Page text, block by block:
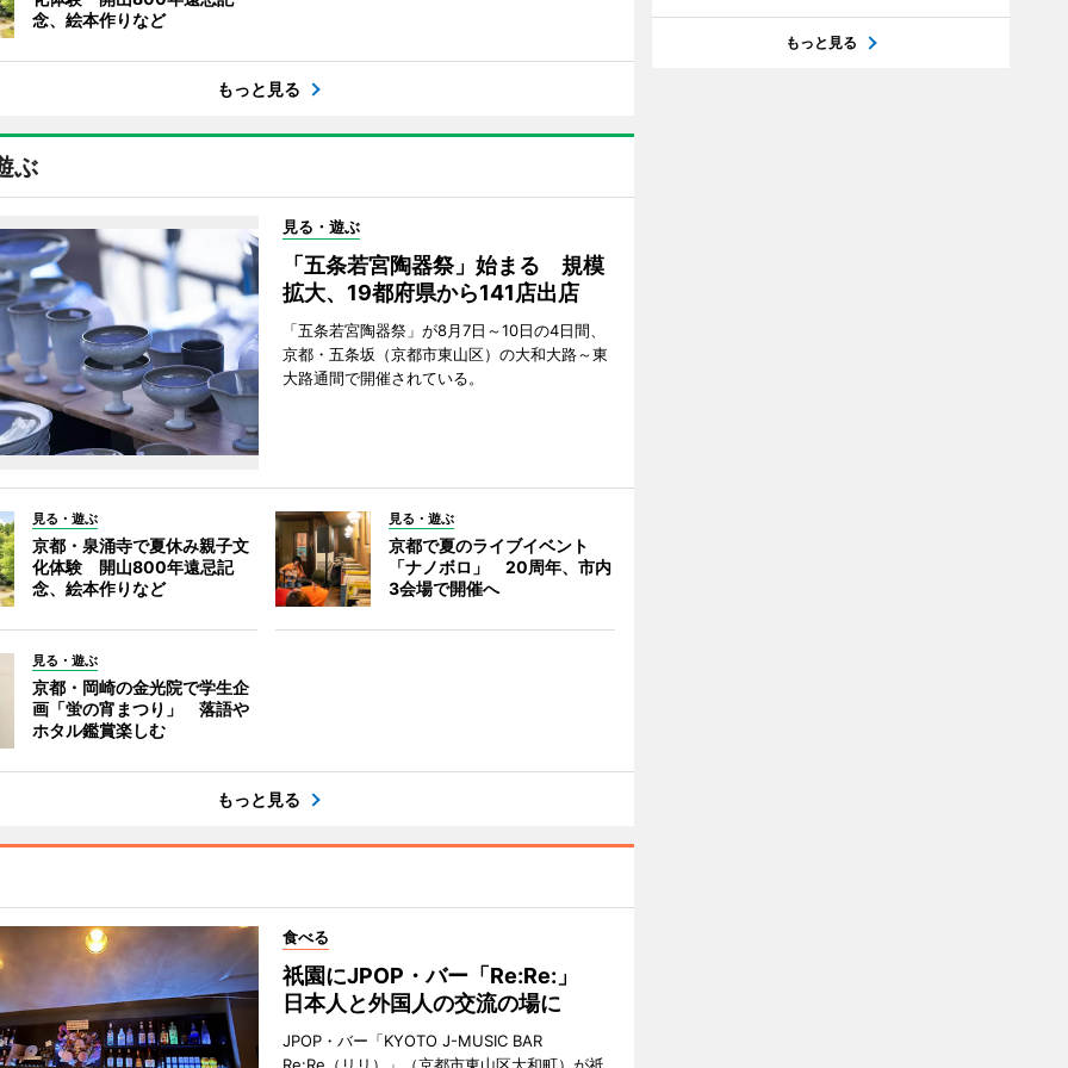
念、絵本作りなど
もっと見る
ぶ
見る・遊ぶ
「五条若宮陶器祭」始まる 規模
拡大、19都府県から141店出店
「五条若宮陶器祭」が8月7日～10日の4日間、
京都・五条坂（京都市東山区）の大和大路～東
大路通間で開催されている。
見る・遊ぶ
京都・泉涌寺で夏休み親子文
化体験 開山800年遠忌記
念、絵本作りなど
見る・遊ぶ
京都で夏のライブイベント
「ナノボロ」 20周年、市内
3会場で開催へ
見る・遊ぶ
京都・岡崎の金光院で学生企
画「蛍の宵まつり」 落語や
ホタル鑑賞楽しむ
もっと見る
食べる
祇園にJPOP・バー「Re:Re:」
日本人と外国人の交流の場に
JPOP・バー「KYOTO J-MUSIC BAR
もっと見る